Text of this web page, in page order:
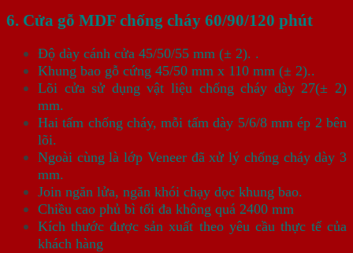
6. Cửa gỗ MDF chống cháy 60/90/120 phút
Độ dày cánh cửa 45/50/55 mm (± 2). .
Khung bao gỗ cứng 45/50 mm x 110 mm (± 2)..
Lõi cửa sử dụng vật liệu chống cháy dày 27(± 2)
mm.
Hai tấm chống cháy, mỗi tấm dày 5/6/8 mm ép 2 bên
lõi.
Ngoài cùng là lớp Veneer đã xử lý chống cháy dày 3
mm.
Join ngăn lửa, ngăn khói chạy dọc khung bao.
Chiều cao phủ bì tối đa không quá 2400 mm
Kích thước được sản xuất theo yêu cầu thực tế của
khách hàng